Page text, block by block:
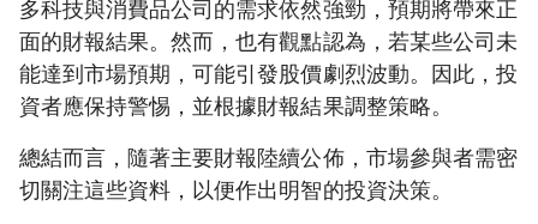
多科技與消費品公司的需求依然強勁，預期將帶來正
面的財報結果。然而，也有觀點認為，若某些公司未
能達到市場預期，可能引發股價劇烈波動。因此，投
資者應保持警惕，並根據財報結果調整策略。
總結而言，隨著主要財報陸續公佈，市場參與者需密
切關注這些資料，以便作出明智的投資決策。